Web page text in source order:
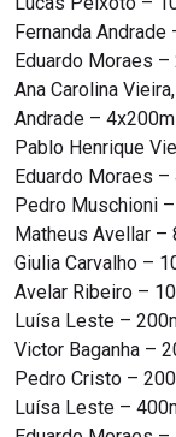
Fernanda
Eduardo Moraes
Ana Carolina
Andrade –
Pablo Henrique
Eduardo Moraes
Pedro Muschioni
Matheus Avellar
Giulia Carvalho –
Avelar Ribeiro –
Luísa Leste –
Victor Baganha –
Pedro Cristo –
Luísa Leste –